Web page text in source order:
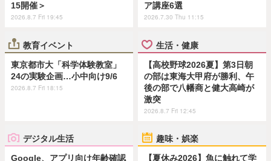
15開催＞
2026.8.7 Fri 19:45
ア講座6選
2026.7.30 Thu 11:15
教育イベント
東京都市大「科学体験教室」
24の実験企画…小中向け9/6
2026.8.7 Fri 18:15
生活・健康
【高校野球2026夏】第3日朝
の部は東海大甲府が勝利、午
後の部で八幡商と健大高崎が
激突
2026.8.7 Fri 12:45
デジタル生活
Google、アプリ向け年齢確認
趣味・娯楽
【夏休み2026】魚に触れて学